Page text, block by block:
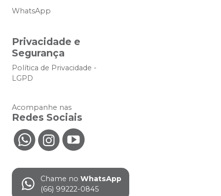
WhatsApp
Privacidade e
Segurança
Política de Privacidade -
LGPD
Acompanhe nas
Redes Sociais
Chame no WhatsApp
(66) 99222-0845